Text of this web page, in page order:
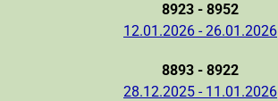
8923 - 8952
12.01.2026 - 26.01.2026
8893 - 8922
28.12.2025 - 11.01.2026